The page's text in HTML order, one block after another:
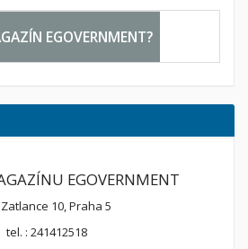
EGOVERNMENT?
EGOVERNMENT
10, Praha 5
tel. : 241412518